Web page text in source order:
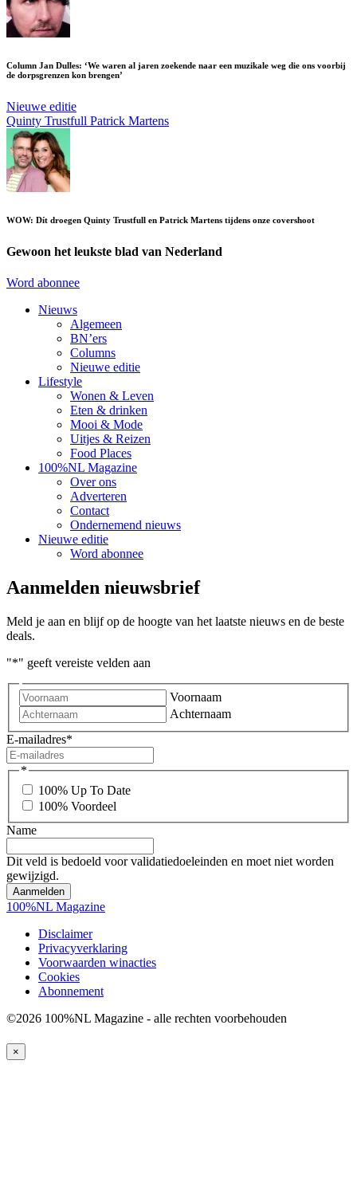
Column Jan Dulles: ‘We waren al jaren zoekende naar een muzikale weg die ons voorbij
de dorpsgrenzen kon brengen’
Nieuwe editie
Quinty Trustfull Patrick Martens
WOW: Dít droegen Quinty Trustfull en Patrick Martens tijdens onze covershoot
Gewoon het leukste blad van Nederland
Word abonnee
Nieuws
Algemeen
BN’ers
Columns
Nieuwe editie
Lifestyle
Wonen & Leven
Eten & drinken
Mooi & Mode
Uitjes & Reizen
Food Places
100%NL Magazine
Over ons
Adverteren
Contact
Ondernemend nieuws
Nieuwe editie
Word abonnee
Aanmelden nieuwsbrief
Meld je aan en blijf op de hoogte van het laatste nieuws en de beste
deals.
"*" geeft vereiste velden aan
Voornaam
Achternaam
E-mailadres*
*
100% Up To Date
100% Voordeel
Name
Dit veld is bedoeld voor validatiedoeleinden en moet niet worden
gewijzigd.
100%NL Magazine
Disclaimer
Privacyverklaring
Voorwaarden winacties
Cookies
Abonnement
©2026 100%NL Magazine - alle rechten voorbehouden
×